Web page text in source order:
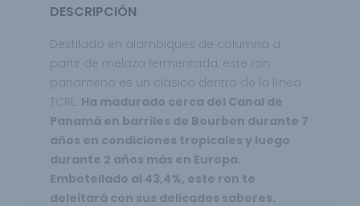
DESCRIPCIÓN
Destilado en alambiques de columna a
partir de melaza fermentada, este ron
panameño es un clásico dentro de la línea
TCRL. Ha madurado cerca del Canal de
Panamá en barriles de Bourbon durante 7
años en condiciones tropicales y luego
durante 2 años más en Europa.
Embotellado al 43,4%, este ron te
deleitará con sus delicados sabores.